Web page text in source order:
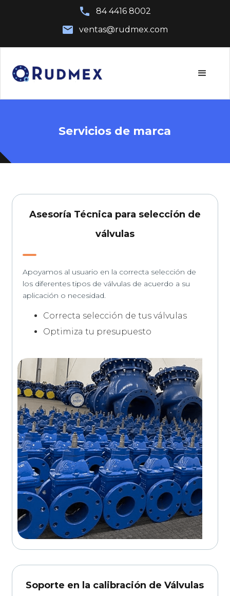
84 4416 8002
ventas@rudmex.com
Servicios de marca
Asesoría Técnica para selección de
válvulas
Apoyamos al usuario en la correcta selección de
los diferentes tipos de válvulas de acuerdo a su
aplicación o necesidad.
Correcta selección de tus válvulas
Optimiza tu presupuesto
Soporte en la calibración de Válvulas